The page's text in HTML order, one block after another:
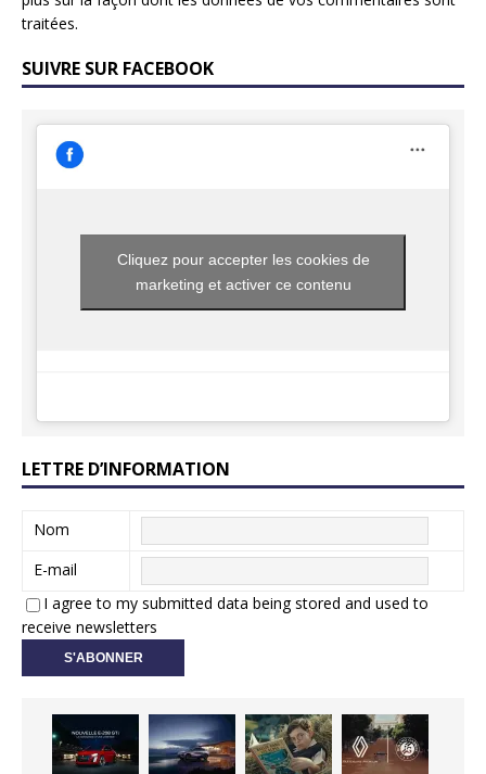
traitées.
SUIVRE SUR FACEBOOK
Cliquez pour accepter les cookies de
marketing et activer ce contenu
LETTRE D’INFORMATION
Nom
E-mail
I agree to my submitted data being stored and used to
receive newsletters